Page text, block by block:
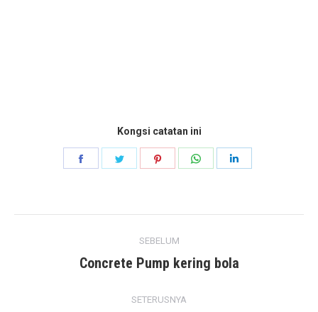
Kongsi catatan ini
KongsikanKongsikanKongsikanKongsikan
navigation
SEBELUM
Previous
Concrete Pump kering bola
SETERUSNYA